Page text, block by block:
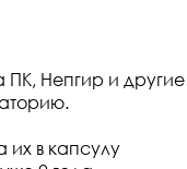
ПК, Непгир и другие
в капсулу